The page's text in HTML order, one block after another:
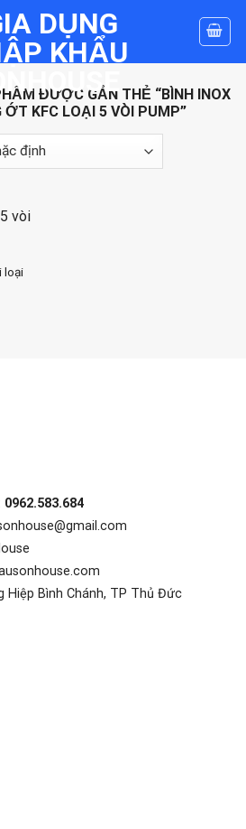
ĐƯỢC GẮN THẺ “BÌNH INOX
KFC LOẠI 5 VÒI PUMP”
loại
Hiệp Bình Chánh, TP Thủ Đức